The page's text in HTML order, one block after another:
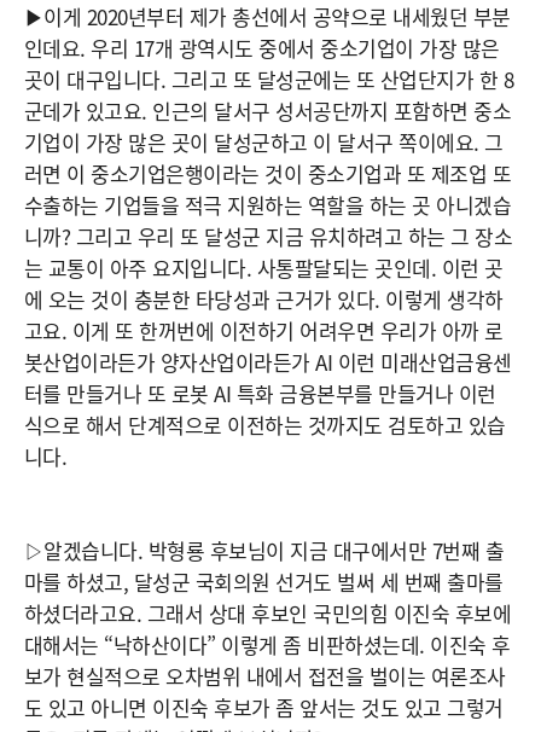
▶이게 2020년부터 제가 총선에서 공약으로 내세웠던 부분
인데요. 우리 17개 광역시도 중에서 중소기업이 가장 많은
곳이 대구입니다. 그리고 또 달성군에는 또 산업단지가 한 8
군데가 있고요. 인근의 달서구 성서공단까지 포함하면 중소
기업이 가장 많은 곳이 달성군하고 이 달서구 쪽이에요. 그
러면 이 중소기업은행이라는 것이 중소기업과 또 제조업 또
수출하는 기업들을 적극 지원하는 역할을 하는 곳 아니겠습
니까? 그리고 우리 또 달성군 지금 유치하려고 하는 그 장소
는 교통이 아주 요지입니다. 사통팔달되는 곳인데. 이런 곳
에 오는 것이 충분한 타당성과 근거가 있다. 이렇게 생각하
고요. 이게 또 한꺼번에 이전하기 어려우면 우리가 아까 로
봇산업이라든가 양자산업이라든가 AI 이런 미래산업금융센
터를 만들거나 또 로봇 AI 특화 금융본부를 만들거나 이런
식으로 해서 단계적으로 이전하는 것까지도 검토하고 있습
니다.
▷알겠습니다. 박형룡 후보님이 지금 대구에서만 7번째 출
마를 하셨고, 달성군 국회의원 선거도 벌써 세 번째 출마를
하셨더라고요. 그래서 상대 후보인 국민의힘 이진숙 후보에
대해서는 “낙하산이다” 이렇게 좀 비판하셨는데. 이진숙 후
보가 현실적으로 오차범위 내에서 접전을 벌이는 여론조사
도 있고 아니면 이진숙 후보가 좀 앞서는 것도 있고 그렇거